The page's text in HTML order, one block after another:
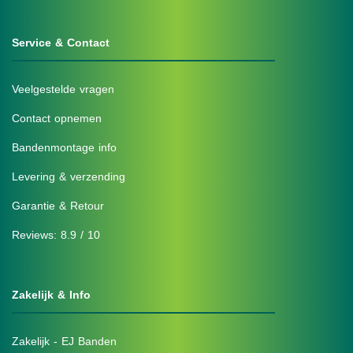
Service & Contact
Veelgestelde vragen
Contact opnemen
Bandenmontage info
Levering & verzending
Garantie & Retour
Reviews: 8.9 / 10
Zakelijk & Info
Zakelijk - EJ Banden